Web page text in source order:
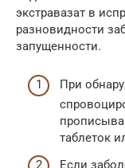
экстравазат в
разновидности
запущенности.
При
таблеток
Если